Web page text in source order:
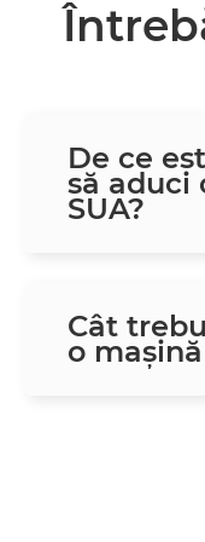
De ce
să aduci
SUA?
Cât
o